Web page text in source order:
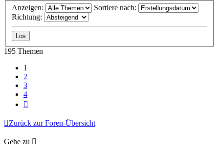
Anzeigen:
Sortiere nach:
Richtung:
195 Themen
1
2
3
4
Zurück zur Foren-Übersicht
Gehe zu